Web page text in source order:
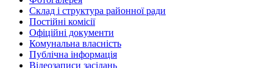
Склад і структура районної ради
Постійні комісії
Офіційні документи
Комунальна власність
Публічна інформація
Відеозаписи засідань